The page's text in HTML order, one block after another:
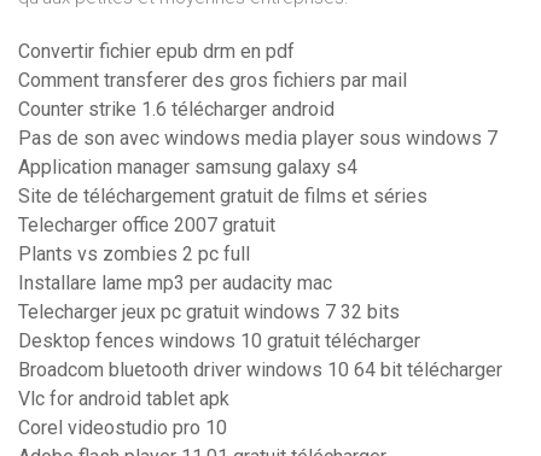
Convertir fichier epub drm en pdf
Comment transferer des gros fichiers par mail
Counter strike 1.6 télécharger android
Pas de son avec windows media player sous windows 7
Application manager samsung galaxy s4
Site de téléchargement gratuit de films et séries
Telecharger office 2007 gratuit
Plants vs zombies 2 pc full
Installare lame mp3 per audacity mac
Telecharger jeux pc gratuit windows 7 32 bits
Desktop fences windows 10 gratuit télécharger
Broadcom bluetooth driver windows 10 64 bit télécharger
Vlc for android tablet apk
Corel videostudio pro 10